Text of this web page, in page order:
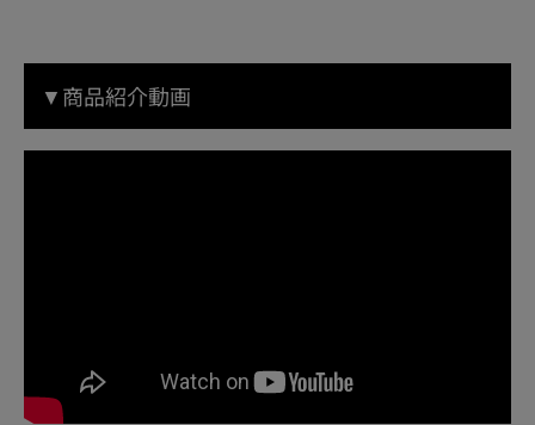
▼商品紹介動画